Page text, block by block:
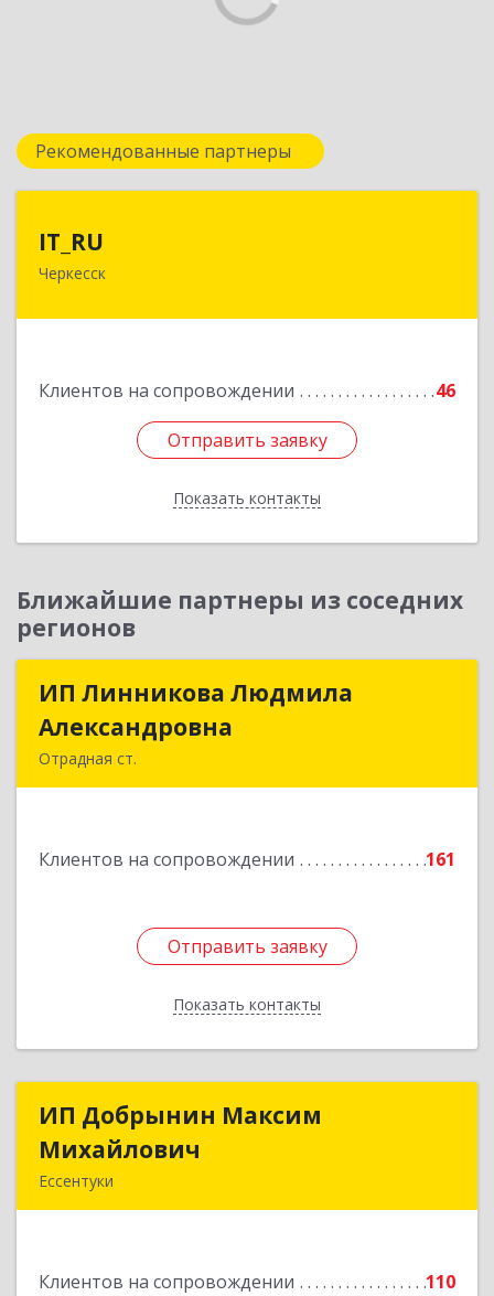
Рекомендованные партнеры
IT_RU
Черкесск
Клиентов на сопровождении 46
Отправить заявку
Показать контакты
Отправить заявку
Назад
Ближайшие партнеры из соседних
регионов
ИП Линникова Людмила
Александровна
Отрадная ст.
Клиентов на сопровождении 161
Отправить заявку
Показать контакты
ИП Линникова Людмила
Подробнее
Отправить заявку
Назад
ИП Добрынин Максим
Михайлович
Ессентуки
Клиентов на сопровождении 110
ИП Добрынин Максим
Подробнее